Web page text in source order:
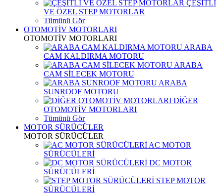
ÇEŞİTLİ
VE ÖZEL STEP MOTORLAR
Tümünü Gör
OTOMOTİV MOTORLARI
OTOMOTİV MOTORLARI
ARABA
CAM KALDIRMA MOTORU
ARABA
CAM SİLECEK MOTORU
ARABA
SUNROOF MOTORU
DİĞER
OTOMOTİV MOTORLARI
Tümünü Gör
MOTOR SÜRÜCÜLER
MOTOR SÜRÜCÜLER
AC MOTOR
SÜRÜCÜLERİ
DC MOTOR
SÜRÜCÜLERİ
STEP MOTOR
SÜRÜCÜLERİ